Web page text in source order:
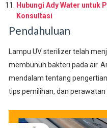
Hubungi Ady Water untuk
Konsultasi
Pendahuluan
Lampu UV sterilizer telah
membunuh bakteri pada air.
mendalam tentang
tips pemilihan, dan perawatan